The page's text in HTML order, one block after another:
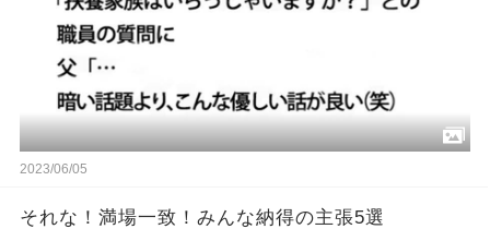
2023/06/05
それな！満場一致！みんな納得の主張5選